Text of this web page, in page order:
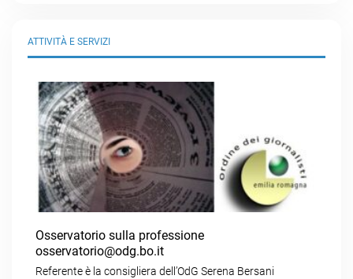
ATTIVITÀ E SERVIZI
Osservatorio sulla professione
osservatorio@odg.bo.it
Referente è la consigliera dell’OdG Serena Bersani